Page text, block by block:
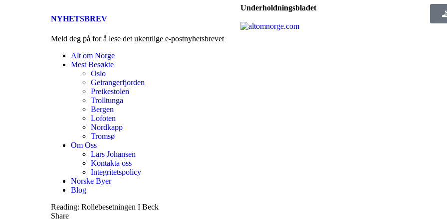
NYHETSBREV
Meld deg på for å lese det ukentlige e-postnyhetsbrevet
Underholdningsbladet
Alt om Norge
Mest Besøkte
Oslo
Geirangerfjorden
Preikestolen
Trolltunga
Bergen
Lofoten
Nordkapp
Tromsø
Om Oss
Lars Johansen
Kontakta oss
Integritetspolicy
Norske Byer
Blog
Reading: Rollebesetningen I Beck
Share